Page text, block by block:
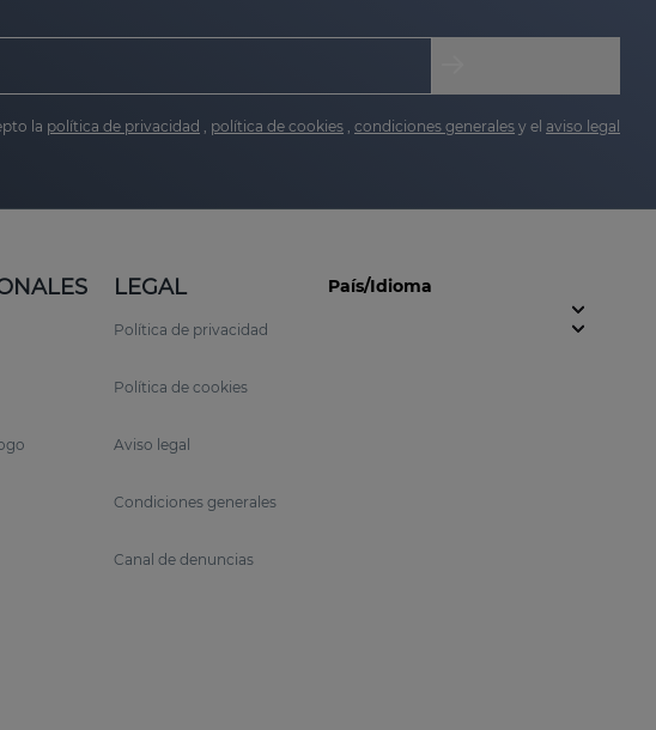
la política de privacidad política de cookies condiciones generales y el aviso legal
LEGAL
Política de privacidad
Política de cookies
Aviso legal
Condiciones generales
Canal de denuncias
País/Idioma